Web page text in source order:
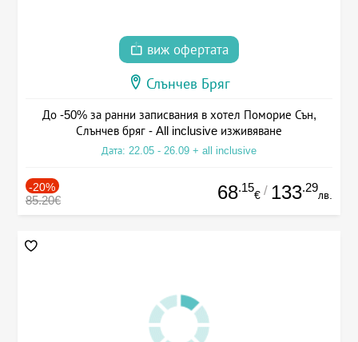
виж офертата
Слънчев Бряг
До -50% за ранни записвания в хотел Поморие Сън,
Слънчев бряг - All inclusive изживяване
Дата: 22.05 - 26.09 + all inclusive
-20%
85.20€ 68.15
€ / 133.29
лв.